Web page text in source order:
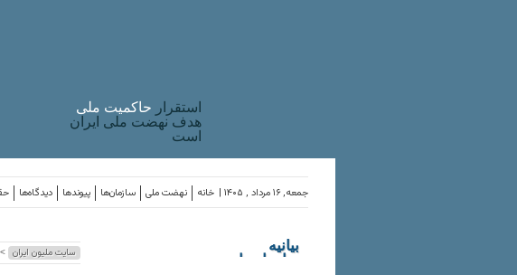
استقرار حاکميت ملی
هدف نهضت ملی ایران
است
دیدگاه‌ها پیوندها سازمان‌ها نهضت ملی خانه جمعه, ۱۶ مرداد , ۱۴۰۵ |
سایت ملیون ایران >
بیانیه
سازمان‌های